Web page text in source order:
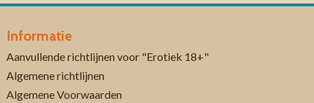
Informatie
Aanvullende richtlijnen voor "Erotiek 18+"
Algemene richtlijnen
Algemene Voorwaarden